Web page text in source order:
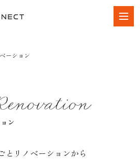
ーション
ン
とリノベーションから